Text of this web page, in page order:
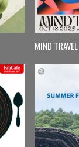
MIND TRAVEL